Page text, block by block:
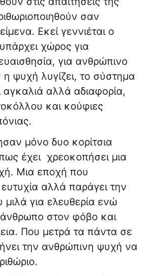
σαν
Εκεί γεννιέται ο
χώρος για
για ανθρώπινο
ψυχή λυγίζει, το σύστημα
αλλά αδιαφορία,
και κούφιες
μόνο δυο κορίτσια
έχει χρεοκοπήσει μια
Μια εποχή που
ευτυχία αλλά παράγει την
μιλά για ελευθερία ενώ
άνθρωπο στον φόβο και
Που μετρά τα πάντα σε
την ανθρώπινη ψυχή να